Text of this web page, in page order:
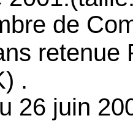
de
retenue
.
26 juin